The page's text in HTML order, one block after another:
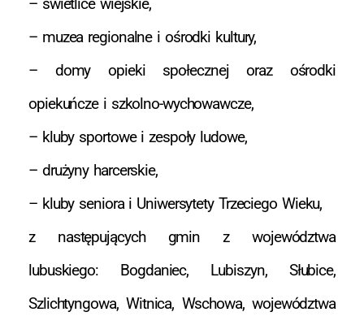
– świetlice wiejskie,
– muzea regionalne i ośrodki kultury,
– domy opieki społecznej oraz ośrodki
opiekuńcze i szkolno-wychowawcze,
– kluby sportowe i zespoły ludowe,
– drużyny harcerskie,
– kluby seniora i Uniwersytety Trzeciego Wieku,
z następujących gmin z województwa
lubuskiego: Bogdaniec, Lubiszyn, Słubice,
Szlichtyngowa, Witnica, Wschowa, województwa